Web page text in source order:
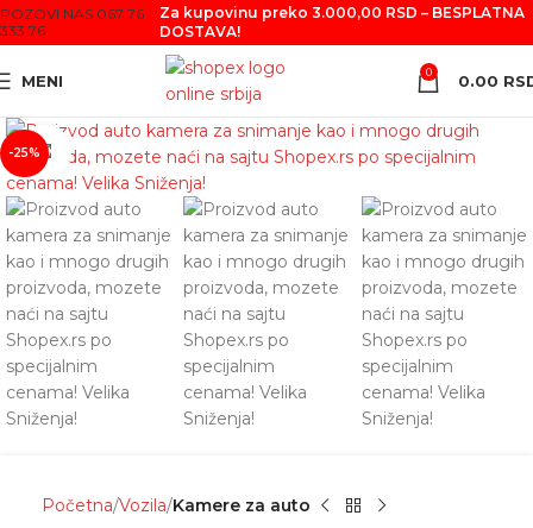
POZOVI NAS 067 76
333 76
Za kupovinu preko 3.000,00 RSD – BESPLATNA
DOSTAVA!
MENI 0 0.00
-25% Click to enlarge
Početna Vozila Kamere za auto